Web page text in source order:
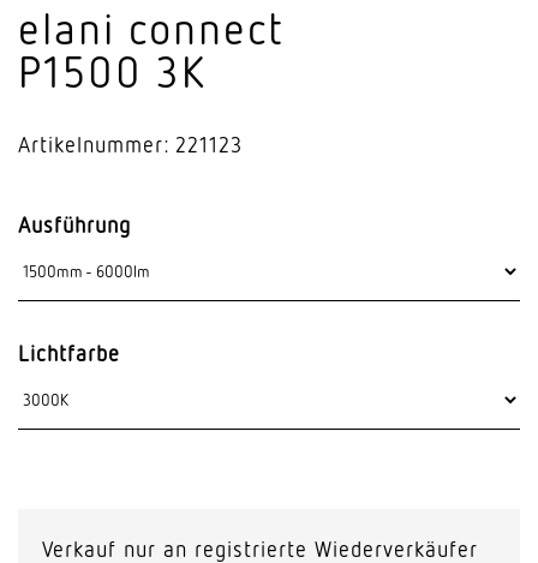
elani connect
P1500 3K
Artikelnummer: 221123
Ausführung
Lichtfarbe
Verkauf nur an registrierte Wiederverkäufer